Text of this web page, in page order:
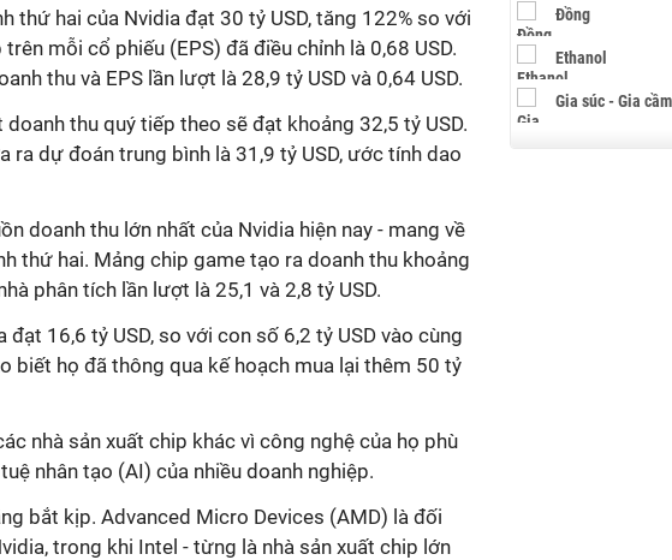
thứ hai của Nvidia đạt 30 tỷ USD, tăng 122% so với
mỗi cổ phiếu (EPS) đã điều chỉnh là 0,68 USD.
thu và EPS lần lượt là 28,9 tỷ USD và 0,64 USD.
thu quý tiếp theo sẽ đạt khoảng 32,5 tỷ USD.
ra dự đoán trung bình là 31,9 tỷ USD, ước tính dao
doanh thu lớn nhất của Nvidia hiện nay - mang về
thứ hai. Mảng chip game tạo ra doanh thu khoảng
phân tích lần lượt là 25,1 và 2,8 tỷ USD.
đạt 16,6 tỷ USD, so với con số 6,2 tỷ USD vào cùng
biết họ đã thông qua kế hoạch mua lại thêm 50 tỷ
nhà sản xuất chip khác vì công nghệ của họ phù
nhân tạo (AI) của nhiều doanh nghiệp.
bắt kịp. Advanced Micro Devices (AMD) là đối
trong khi Intel - từng là nhà sản xuất chip lớn
Đồng
Ethanol
Gia súc - Gia cầm